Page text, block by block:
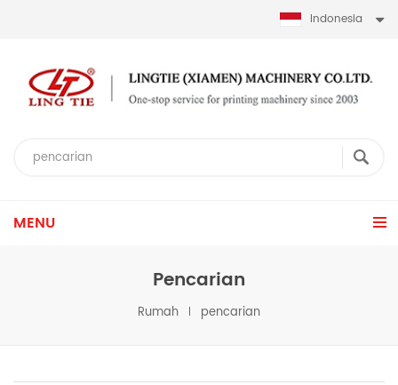
Indonesia
MENU
Pencarian
Rumah pencarian